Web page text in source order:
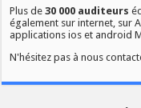
Plus de30 000 auditeurs
également sur internet, sur
applications ios et android
N'hésitez pas à nous